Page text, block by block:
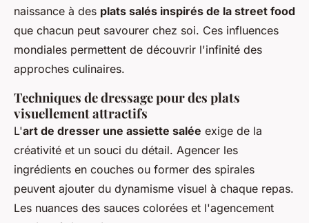
naissance à des plats salés inspirés de la street food
que chacun peut savourer chez soi. Ces influences
mondiales permettent de découvrir l'infinité des
approches culinaires.
Techniques de dressage pour des plats
visuellement attractifs
L'art de dresser une assiette salée exige de la
créativité et un souci du détail. Agencer les
ingrédients en couches ou former des spirales
peuvent ajouter du dynamisme visuel à chaque repas.
Les nuances des sauces colorées et l'agencement